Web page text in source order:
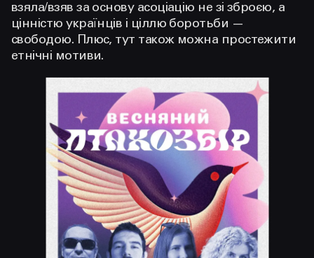
взяла/взяв за основу асоціацію не зі зброєю, а
цінністю українців і ціллю боротьби —
свободою. Плюс, тут також можна простежити
етнічні мотиви.